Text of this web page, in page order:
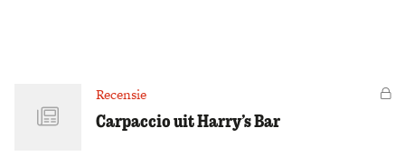
Recensie
Carpaccio uit Harry’s Bar